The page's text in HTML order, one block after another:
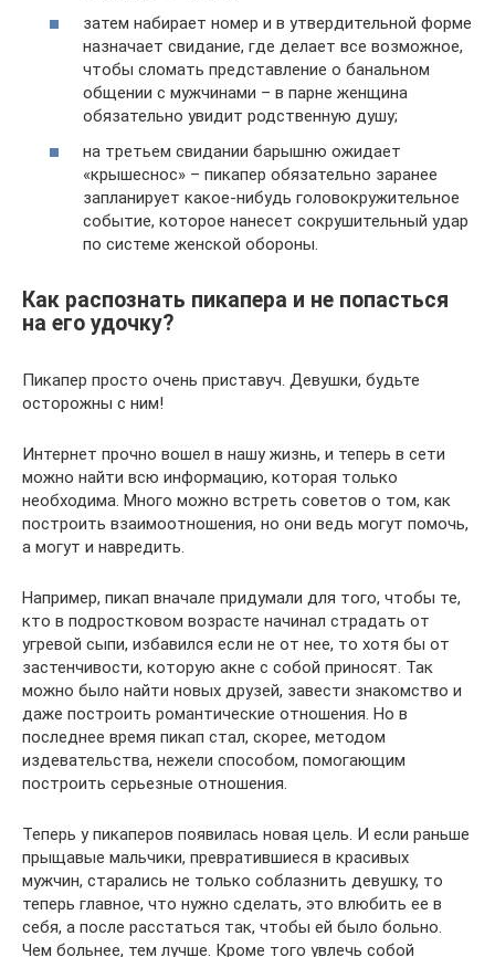
затем набирает номер и в утвердительной форме
назначает свидание, где делает все возможное,
чтобы сломать представление о банальном
общении с мужчинами – в парне женщина
обязательно увидит родственную душу;
на третьем свидании барышню ожидает
«крышеснос» – пикапер обязательно заранее
запланирует какое-нибудь головокружительное
событие, которое нанесет сокрушительный удар
по системе женской обороны.
Как распознать пикапера и не попасться
на его удочку?
Пикапер просто очень приставуч. Девушки, будьте
осторожны с ним!
Интернет прочно вошел в нашу жизнь, и теперь в сети
можно найти всю информацию, которая только
необходима. Много можно встреть советов о том, как
построить взаимоотношения, но они ведь могут помочь,
а могут и навредить.
Например, пикап вначале придумали для того, чтобы те,
кто в подростковом возрасте начинал страдать от
угревой сыпи, избавился если не от нее, то хотя бы от
застенчивости, которую акне с собой приносят. Так
можно было найти новых друзей, завести знакомство и
даже построить романтические отношения. Но в
последнее время пикап стал, скорее, методом
издевательства, нежели способом, помогающим
построить серьезные отношения.
Теперь у пикаперов появилась новая цель. И если раньше
прыщавые мальчики, превратившиеся в красивых
мужчин, старались не только соблазнить девушку, то
теперь главное, что нужно сделать, это влюбить ее в
себя, а после расстаться так, чтобы ей было больно.
Чем больнее, тем лучше. Кроме того увлечь собой